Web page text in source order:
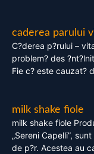
caderea parului
C?derea p?rului –
problem? des
Fie c? este cauzat?
milk shake fiole
milk shake fiole
„Sereni Capelli”,
de p?r. Acestea au